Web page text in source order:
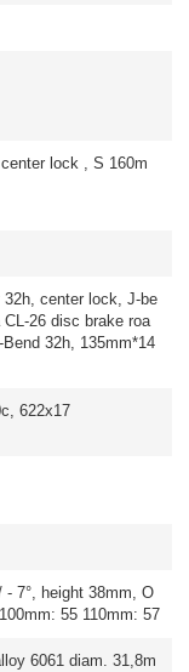
lock , S 160m
32h, center lock, J-be
26 disc brake roa
32h, 135mm*14
622x17
7°, height 38mm, O
55 110mm: 57
6061 diam. 31,8m